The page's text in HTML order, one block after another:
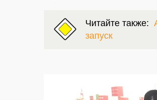
Читайте также:
запуск